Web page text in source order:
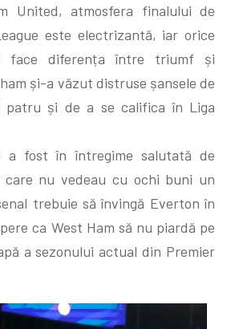
United, atmosfera finalului de
este electrizantă, iar orice
face diferența între triumf și
și-a văzut distruse șansele de
patru și de a se califica în Liga
fost în întregime salutată de
care nu vedeau cu ochi buni un
trebuie să învingă Everton în
ca West Ham să nu piardă pe
a sezonului actual din Premier